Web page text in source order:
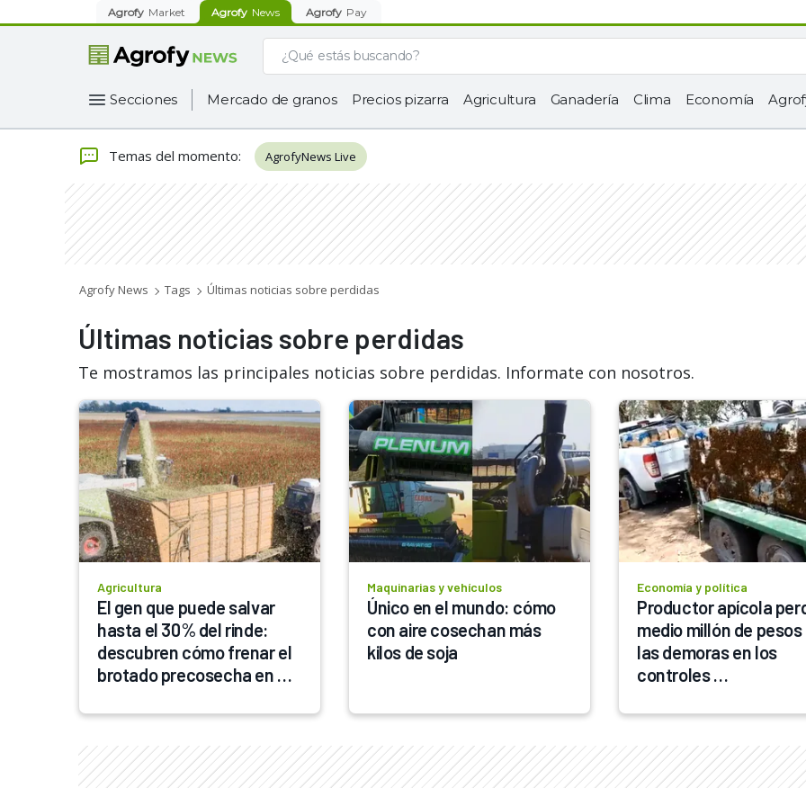
Agrofy Market Agrofy News Agrofy Pay
Secciones Mercado de granos Precios pizarra Agricultura Ganadería Clima Economía
Temas del momento: AgrofyNews Live
Agrofy News Tags Últimas noticias sobre perdidas
Últimas noticias sobre perdidas
Te mostramos las principales noticias sobre perdidas. Informate con nosotros.
Agricultura
El gen que puede salvar
hasta el 30% del rinde:
descubren cómo frenar el
brotado precosecha en
Maquinarias y vehículos
Único en el mundo: cómo
con aire cosechan más
kilos de soja
Economía y política
Productor apícola
medio millón de pesos
las demoras en los
controles
Luis